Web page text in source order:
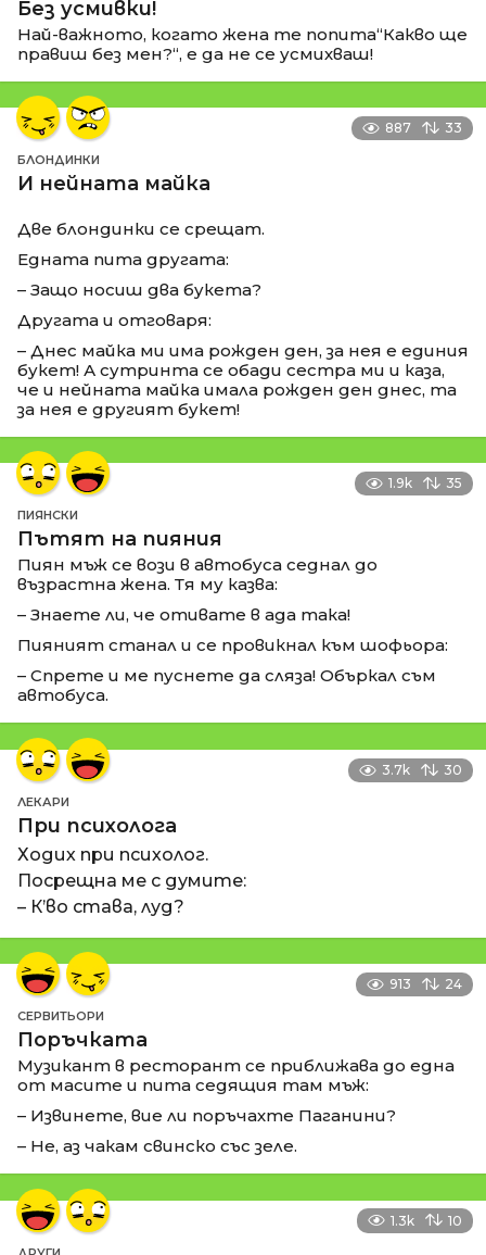
Без усмивки!
Най-важното, когато жена те попита“Какво ще
правиш без мен?“, е да не се усмихваш!
887 33
БЛОНДИНКИ
И нейната майка
Две блондинки се срещат.
Едната пита другата:
– Защо носиш два букета?
Другата и отговаря:
– Днес майка ми има рожден ден, за нея е единия
букет! А сутринта се обади сестра ми и каза,
че и нейната майка имала рожден ден днес, та
за нея е другият букет!
1.9k 35
ПИЯНСКИ
Пътят на пияния
Пиян мъж се вози в автобуса седнал до
възрастна жена. Тя му казва:
– Знаете ли, че отивате в ада така!
Пияният станал и се провикнал към шофьора:
– Спрете и ме пуснете да сляза! Объркал съм
автобуса.
3.7k 30
ЛЕКАРИ
При психолога
Ходих при психолог.
Посрещна ме с думите:
– К’во става, луд?
913 24
СЕРВИТЬОРИ
Поръчката
Музикант в ресторант се приближава до една
от масите и пита седящия там мъж:
– Извинете, вие ли поръчахте Паганини?
– Не, аз чакам свинско със зеле.
1.3k 10